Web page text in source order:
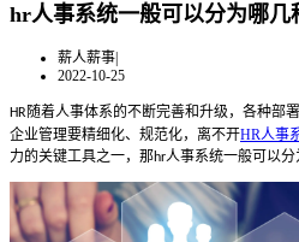
hr人事系统一般可以分为哪几
薪人薪事|
2022-10-25
HR随着人事体系的不断完善和升级，各种部
企业管理要精细化、规范化，离不开HR人事
力的关键工具之一，那hr人事系统一般可以分